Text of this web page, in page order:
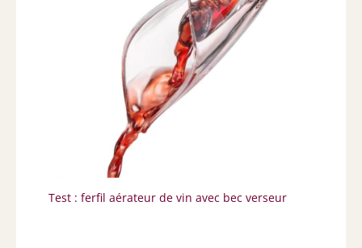
Test : ferfil aérateur de vin avec bec verseur